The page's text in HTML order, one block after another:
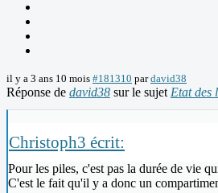
il y a 3 ans 10 mois #181310 pardavid38
Réponse de david38 sur le sujet Etat des
Christoph3 écrit:
Pour les piles, c'est pas la durée de vie
C'est le fait qu'il y a donc un